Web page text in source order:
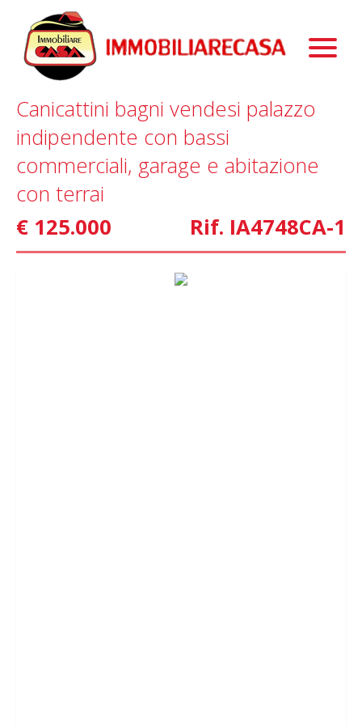
Immobili
Immobili In Vendita
Immobili In Affitto
Immobili Commerciali
Chi Siamo
La Nostra Storia
Staff
Servizi
Mutui
Marketing
Home Staging
Blog
Contattaci
Canicattini bagni vendesi palazzo
indipendente con bassi
commerciali, garage e abitazione
con terrai
€ 125.000
Rif. IA4748CA-1